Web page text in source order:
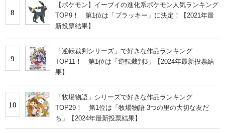
8
【ポケモン】イーブイの進化系ポケモン人気ランキング
TOP9！ 第1位は「ブラッキー」に決定！【2021年最
新投票結果】
9
「逆転裁判シリーズ」で好きな作品ランキング
TOP11！ 第1位は「逆転裁判3」【2024年最新投票結
果】
10
「牧場物語」シリーズで好きな作品ランキング
TOP29！ 第1位は「牧場物語 3つの里の大切な友だ
ち」【2024年最新投票結果】